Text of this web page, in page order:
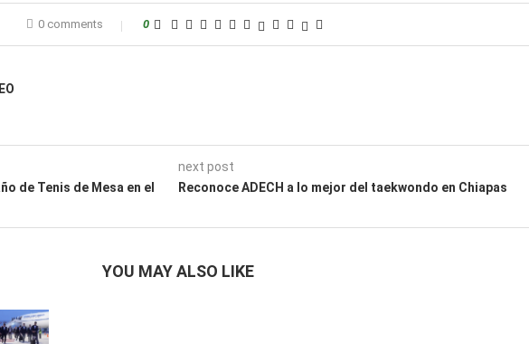
0 comments 0
de Tenis de Mesa en el
next post
Reconoce ADECH a lo mejor del taekwondo en Chiapas
YOU MAY ALSO LIKE